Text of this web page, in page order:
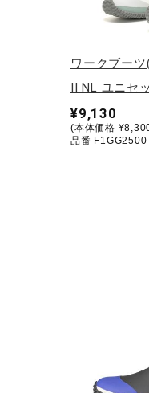
ワーキング
インナー
寝具／ミズノスリ
ワークブー
II NL ユニセ
¥9,130
(本体価格
品番 F1GG2500